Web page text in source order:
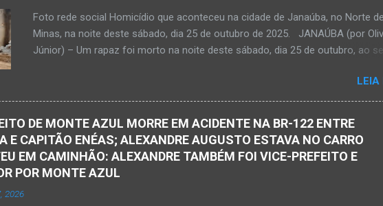
desde quando nasceu. Que o Nosso Senhor acolhe o Kemio nessa partida
Que o Nosso Senhor dê forças ao colega Sílvio da Silva, à amiga Rose e a...
Foto rede social Homicídio que aconteceu na cidade de Janaúba, no Norte de
Minas, na noite deste sábado, dia 25 de outubro de 2025. JANAÚBA (por
Júnior) – Um rapaz foi morto na noite deste sábado, dia 25 de outubro, ao ser
Caldas, bairro Boa Vista, região Norte da cidade de Janaúba, situada na
Serra Geral, no Norte de Minas. O caso foi registrado tanto pelo 51º Batalhão
Polícia Militar de Janaúba quanto pela 3ª Delegacia Regional da Polícia Civil de
Janaúba. Henrique Pereira Gomes, de 27 anos de idade, foi encontrado
no chão. Ele teria sido alvo de disparos fatais. Um dos tiros acertou o tórax da
vítima. Henrique não resistiu e foi a óbito no local desse crime violento.
LEIA
DE MONTE AZUL MORRE EM ACIDENTE NA BR-122 ENTRE
E CAPITÃO ENÉAS; ALEXANDRE AUGUSTO ESTAVA NO CARRO
EM CAMINHÃO: ALEXANDRE TAMBÉM FOI VICE-PREFEITO E
POR MONTE AZUL
2026